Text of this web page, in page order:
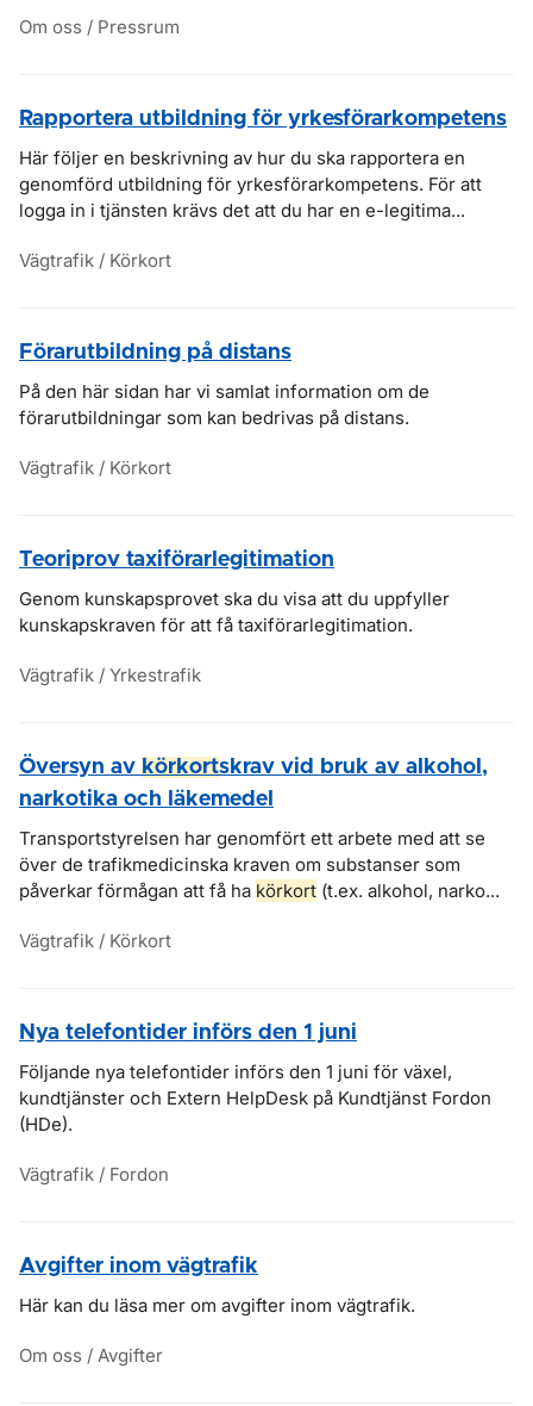
Om oss / Pressrum
Rapportera utbildning för yrkesförarkompetens
Här följer en beskrivning av hur du ska rapportera en
genomförd utbildning för yrkesförarkompetens. För att
logga in i tjänsten krävs det att du har en e-legitima...
Vägtrafik / Körkort
Förarutbildning på distans
På den här sidan har vi samlat information om de
förarutbildningar som kan bedrivas på distans.
Vägtrafik / Körkort
Teoriprov taxiförarlegitimation
Genom kunskapsprovet ska du visa att du uppfyller
kunskapskraven för att få taxiförarlegitimation.
Vägtrafik / Yrkestrafik
Översyn av körkortskrav vid bruk av alkohol,
narkotika och läkemedel
Transportstyrelsen har genomfört ett arbete med att se
över de trafikmedicinska kraven om substanser som
påverkar förmågan att få ha körkort (t.ex. alkohol, narko...
Vägtrafik / Körkort
Nya telefontider införs den 1 juni
Följande nya telefontider införs den 1 juni för växel,
kundtjänster och Extern HelpDesk på Kundtjänst Fordon
(HDe).
Vägtrafik / Fordon
Avgifter inom vägtrafik
Här kan du läsa mer om avgifter inom vägtrafik.
Om oss / Avgifter